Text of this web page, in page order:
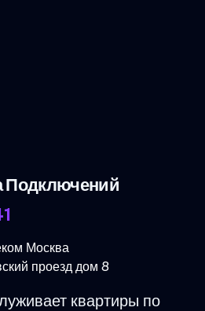
Подключений
Москва
проезд дом 8
квартиры по